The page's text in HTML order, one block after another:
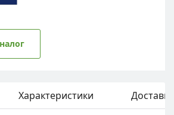
Характеристики Доставка